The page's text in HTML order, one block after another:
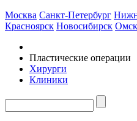
Москва Санкт-Петербург
Красноярск Новосибирск Омск
Пластические операции
Хирурги
Клиники